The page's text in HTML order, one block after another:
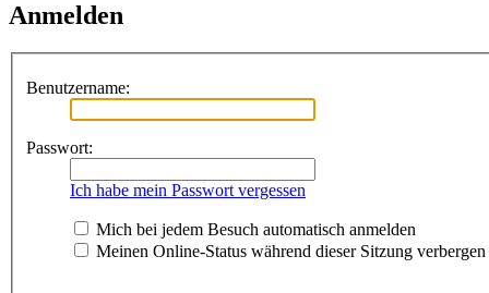
Anmelden
Benutzername:
Passwort:
Ich habe mein Passwort vergessen
Mich bei jedem Besuch automatisch anmelden
Meinen Online-Status während dieser Sitzung verbergen